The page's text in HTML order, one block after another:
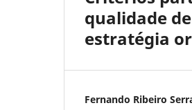
qualidade
estratégia
Fernando Ribeiro